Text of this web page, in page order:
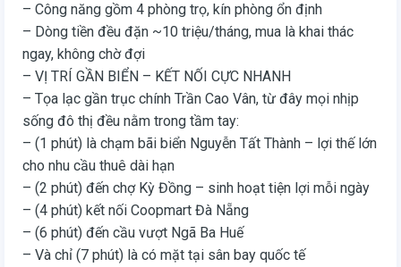
– Công năng gồm 4 phòng trọ, kín phòng ổn định
– Dòng tiền đều đặn ~10 triệu/tháng, mua là khai thác
ngay, không chờ đợi
– VỊ TRÍ GẦN BIỂN – KẾT NỐI CỰC NHANH
– Tọa lạc gần trục chính Trần Cao Vân, từ đây mọi nhịp
sống đô thị đều nằm trong tầm tay:
– (1 phút) là chạm bãi biển Nguyễn Tất Thành – lợi thế lớn
cho nhu cầu thuê dài hạn
– (2 phút) đến chợ Kỳ Đồng – sinh hoạt tiện lợi mỗi ngày
– (4 phút) kết nối Coopmart Đà Nẵng
– (6 phút) đến cầu vượt Ngã Ba Huế
– Và chỉ (7 phút) là có mặt tại sân bay quốc tế